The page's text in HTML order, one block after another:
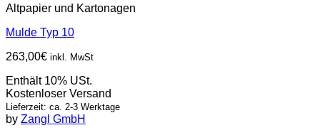
Altpapier und Kartonagen
Mulde Typ 10
263,00€ inkl. MwSt
Enthält 10% USt.
Kostenloser Versand
Lieferzeit: ca. 2-3 Werktage
by Zangl GmbH